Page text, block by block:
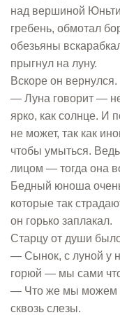
над вершиной
гребень, обмотал
обезьяны
прыгнул на луну.
Вскоре он вернулся.
— Луна говорит —
ярко, как солнце. И
не может, так как
чтобы умыться.
лицом — тогда она
Бедный юноша
которые так
он горько заплакал.
Старцу от души
— Сынок, с луной у
горюй — мы сами
— Что же мы можем
сквозь слезы.